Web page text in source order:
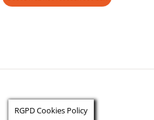
RGPD Cookies Policy